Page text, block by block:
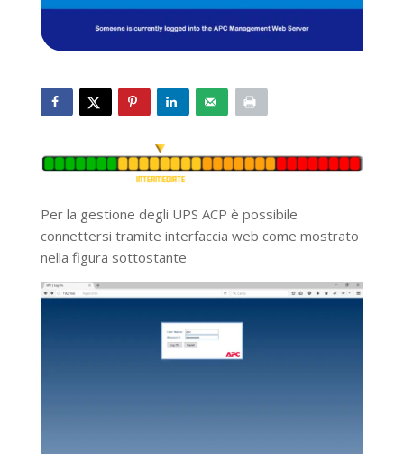
Per la gestione degli UPS ACP è possibile
connettersi tramite interfaccia web come mostrato
nella figura sottostante